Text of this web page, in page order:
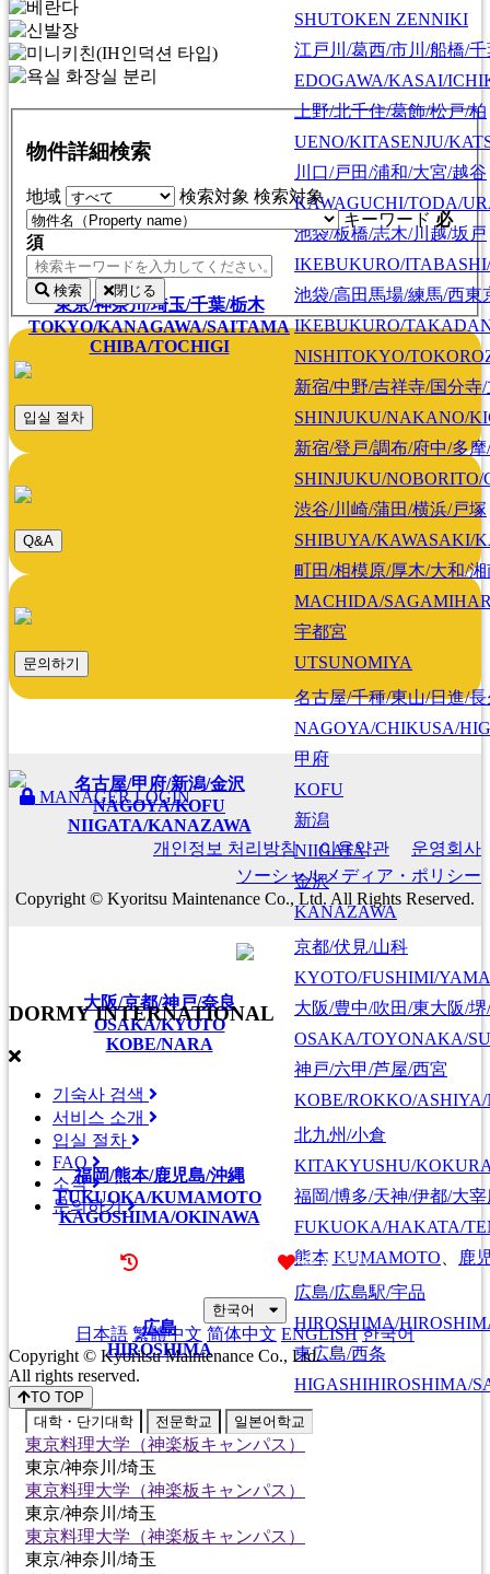
東京/神奈川/埼玉/千葉/栃木
TOKYO/KANAGAWA/SAITAMA
CHIBA/TOCHIGI
SHUTOKEN ZENNIKI
江戸川/葛西/市川/船橋/千
EDOGAWA/KASAI/
上野/北千住/葛飾/松戸/柏
UENO/KITASENJU/
川口/戸田/浦和/大宮/越谷
KAWAGUCHI/TODA/
池袋/板橋/志木/川越/坂戸
IKEBUKURO/
池袋/高田馬場/練馬/西東
IKEBUKURO/
NISHITOKYO/
新宿/中野/吉祥寺/国分寺
SHINJUKU/NAKANO/
新宿/登戸/調布/府中/多
SHINJUKU/
渋谷/川崎/蒲田/横浜/戸塚
SHIBUYA/KAWASAKI/
町田/相模原/厚木/大和/湘
MACHIDA/
宇都宮
UTSUNOMIYA
名古屋/甲府/新潟/金沢
NAGOYA/KOFU
NIIGATA/KANAZAWA
名古屋/千種/東山/日進/
NAGOYA/CHIKUSA/
甲府
KOFU
新潟
NIIGATA
金沢
KANAZAWA
大阪/京都/神戸/奈良
OSAKA/KYOTO
KOBE/NARA
京都/伏見/山科
KYOTO/FUSHIMI/
大阪/豊中/吹田/東大阪/
OSAKA/TOYONAKA/
神戸/六甲/芦屋/西宮
KOBE/ROKKO/
福岡/熊本/鹿児島/沖縄
FUKUOKA/KUMAMOTO
KAGOSHIMA/OKINAWA
北九州/小倉
KITAKYUSHU/
福岡/博多/天神/伊都/大宰
FUKUOKA/HAKATA/
熊本 KUMAMOTO 鹿
広島
HIROSHIMA
広島/広島駅/宇品
HIROSHIMA/
東広島/西条
HIGASHIHIROSHIMA/
대학・단기대학 전문학교 일본어학교
東京料理大学（神楽板キャンパス）
東京/神奈川/埼玉
東京料理大学（神楽板キャンパス）
東京/神奈川/埼玉
東京料理大学（神楽板キャンパス）
東京/神奈川/埼玉
物件詳細検索
地域 検索対象 検索対象
キーワード 必
須
検索 閉じる
입실 절차
Q&A
문의하기
MANAGER LOGIN
개인정보 처리방침 이용약관
운영회사
ソーシャルメディア・ポリシー
Copyright © Kyoritsu Maintenance Co., Ltd. All Rights Reserved.
DORMY INTERNATIONAL
기숙사 검색
서비스 소개
입실 절차
FAQ
소식
문의하기
즐겨찾기
한국어
日本語 繁體中文 简体中文 ENGLISH 한국어
Copyright © Kyoritsu Maintenance Co., Ltd.
All rights reserved.
TO TOP